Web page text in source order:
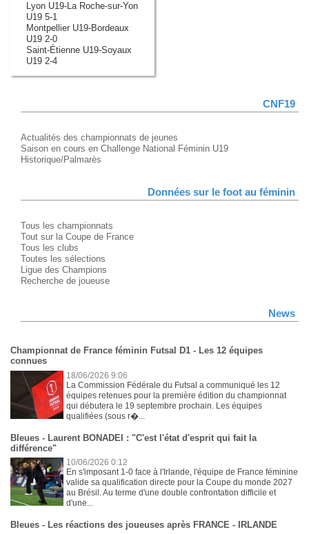
Lyon U19-La Roche-sur-Yon
U19 5-1
Montpellier U19-Bordeaux
U19 2-0
Saint-Étienne U19-Soyaux
U19 2-4
CNF19
Actualités des championnats de jeunes
Saison en cours en Challenge National Féminin U19
Historique/Palmarès
Données sur le foot au féminin
Tous les championnats
Tout sur la Coupe de France
Tous les clubs
Toutes les sélections
Ligue des Champions
Recherche de joueuse
News
Championnat de France féminin Futsal D1 - Les 12 équipes
connues
18/06/2026 9:06
La Commission Fédérale du Futsal a communiqué les 12
équipes retenues pour la première édition du championnat
qui débutera le 19 septembre prochain. Les équipes
qualifiées (sous r�...
Bleues - Laurent BONADEI : "C'est l'état d'esprit qui fait la
différence"
10/06/2026 0:12
En s'imposant 1-0 face à l'Irlande, l'équipe de France féminine
valide sa qualification directe pour la Coupe du monde 2027
au Brésil. Au terme d'une double confrontation difficile et
d'une...
Bleues - Les réactions des joueuses après FRANCE - IRLANDE